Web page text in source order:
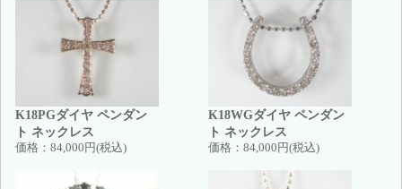
K18PGダイヤ ペンダン
ト ネックレス
価格： 84,000円(税込)
K18WGダイヤ ペンダン
ト ネックレス
価格： 84,000円(税込)